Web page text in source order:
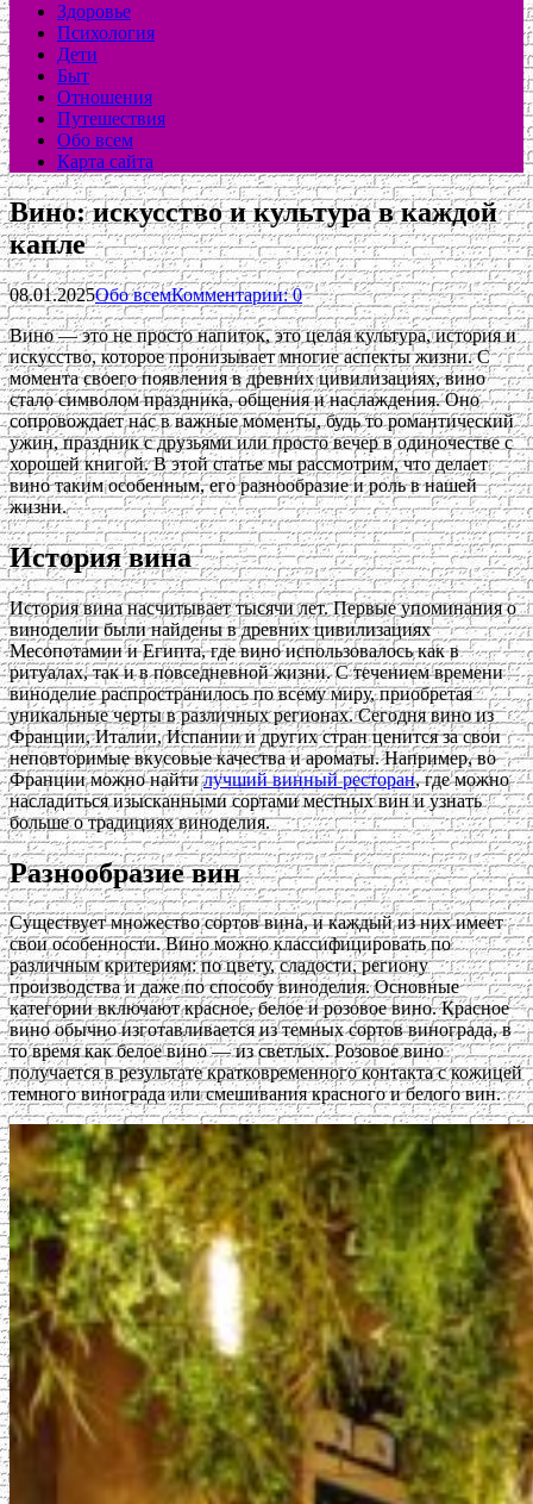
Здоровье
Психология
Дети
Быт
Отношения
Путешествия
Обо всем
Карта сайта
Вино: искусство и культура в каждой
капле
08.01.2025Обо всемКомментарии: 0
Вино — это не просто напиток, это целая культура, история и
искусство, которое пронизывает многие аспекты жизни. С
момента своего появления в древних цивилизациях, вино
стало символом праздника, общения и наслаждения. Оно
сопровождает нас в важные моменты, будь то романтический
ужин, праздник с друзьями или просто вечер в одиночестве с
хорошей книгой. В этой статье мы рассмотрим, что делает
вино таким особенным, его разнообразие и роль в нашей
жизни.
История вина
История вина насчитывает тысячи лет. Первые упоминания о
виноделии были найдены в древних цивилизациях
Месопотамии и Египта, где вино использовалось как в
ритуалах, так и в повседневной жизни. С течением времени
виноделие распространилось по всему миру, приобретая
уникальные черты в различных регионах. Сегодня вино из
Франции, Италии, Испании и других стран ценится за свои
неповторимые вкусовые качества и ароматы. Например, во
Франции можно найтилучший винный ресторан, где можно
насладиться изысканными сортами местных вин и узнать
больше о традициях виноделия.
Разнообразие вин
Существует множество сортов вина, и каждый из них имеет
свои особенности. Вино можно классифицировать по
различным критериям: по цвету, сладости, региону
производства и даже по способу виноделия. Основные
категории включают красное, белое и розовое вино. Красное
вино обычно изготавливается из темных сортов винограда, в
то время как белое вино — из светлых. Розовое вино
получается в результате кратковременного контакта с кожицей
темного винограда или смешивания красного и белого вин.